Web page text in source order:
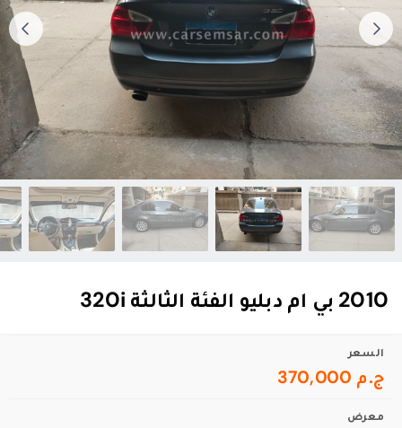
2010 بي ام دبليو الفئة الثالثة 320i
السعر
ج.م 370,000
معرض